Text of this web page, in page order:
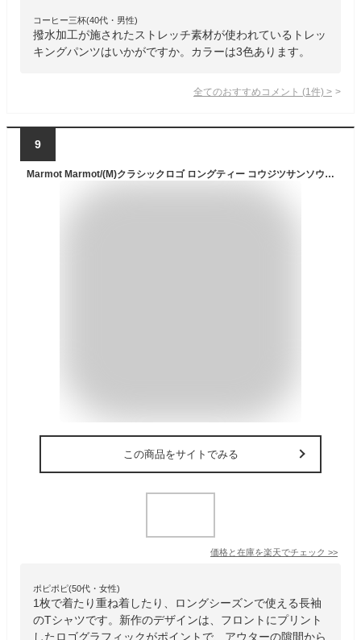
コーヒー三杯(40代・男性)
撥水加工が施されたストレッチ素材が使われているトレッ
キングパンツはいかがですか。カラーは3色あります。
全てのおすすめコメント (1 件) >
9
Marmot Marmot/(M)クラシックロゴ ロングティー コウジツサンソウ トップス カットソー・Tシャツ ブラック ベージュ グレー ネイビー【送料無料】
この商品をサイトでみる
価格と在庫を楽天でチェック >>
ポピポピ(50代・女性)
1枚で着たり重ね着したり、ロングシーズンで使える長袖
のTシャツです。新作のデザインは、フロントにプリント
したロゴグラフィックがポイントで、アウターの隙間から